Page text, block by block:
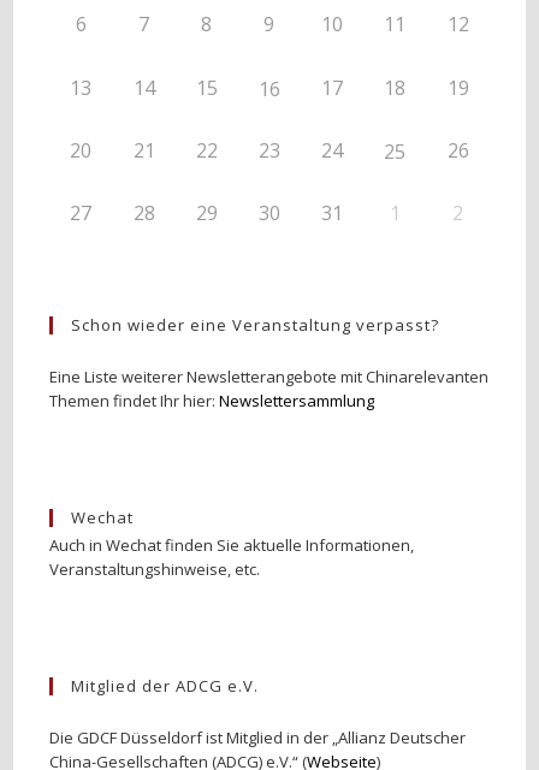
6 7 8 9 10 11 12
13 14 15 16 17 18 19
20 21 22 23 24 25 26
27 28 29 30 31 1 2
Schon wieder eine Veranstaltung verpasst?
Eine Liste weiterer Newsletterangebote mit Chinarelevanten
Themen findet Ihr hier:Newslettersammlung
Wechat
Auch in Wechat finden Sie aktuelle Informationen,
Veranstaltungshinweise, etc.
Mitglied der ADCG e.V.
Die GDCF Düsseldorf ist Mitglied in der „Allianz Deutscher
China-Gesellschaften (ADCG) e.V.“ (Webseite)